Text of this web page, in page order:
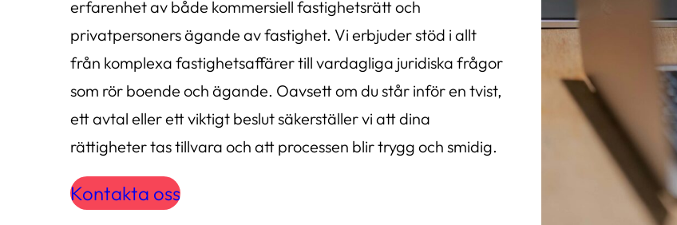
erfarenhet av både kommersiell fastighetsrätt och
privatpersoners ägande av fastighet. Vi erbjuder stöd i allt
från komplexa fastighetsaffärer till vardagliga juridiska frågor
som rör boende och ägande. Oavsett om du står inför en tvist,
ett avtal eller ett viktigt beslut säkerställer vi att dina
rättigheter tas tillvara och att processen blir trygg och smidig.
Kontakta oss